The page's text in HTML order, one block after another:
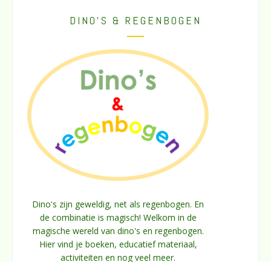
DINO’S & REGENBOGEN
Dino's zijn geweldig, net als regenbogen. En
de combinatie is magisch! Welkom in de
magische wereld van dino's en regenbogen.
Hier vind je boeken, educatief materiaal,
activiteiten en nog veel meer.